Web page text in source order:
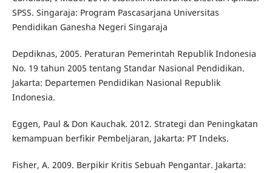
SPSS. Singaraja: Program Pascasarjana Universitas
Pendidikan Ganesha Negeri Singaraja
Depdiknas, 2005. Peraturan Pemerintah Republik Indonesia
No. 19 tahun 2005 tentang Standar Nasional Pendidikan.
Jakarta: Departemen Pendidikan Nasional Republik
Indonesia.
Eggen, Paul & Don Kauchak. 2012. Strategi dan Peningkatan
kemampuan berfikir Pembeljaran, Jakarta: PT Indeks.
Fisher, A. 2009. Berpikir Kritis Sebuah Pengantar. Jakarta: